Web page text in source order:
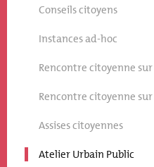
Conseils citoyens
Instances ad-hoc
Rencontre citoyenne
Rencontre citoyenne
Assises citoyennes
Atelier Urbain Public